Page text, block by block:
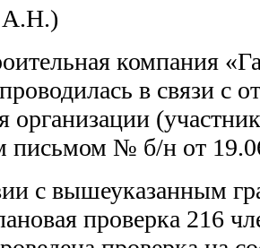
компания
в связи с
организации
письмом № б/н от
с вышеуказанным
проверка 216